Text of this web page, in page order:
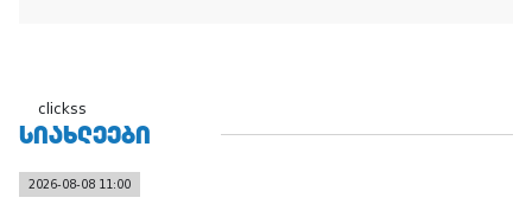
clickss
ᲡᲘᲐᲮᲚᲔᲔᲑᲘ
2026-08-08 11:00